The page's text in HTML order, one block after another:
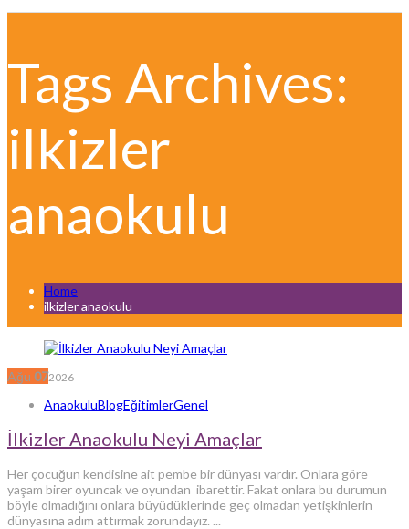
Tags Archives:
ilkizler
anaokulu
Home
ilkizler anaokulu
Ağu 072026
AnaokuluBlogEğitimlerGenel
İlkizler Anaokulu Neyi Amaçlar
Her çocuğun kendisine ait pembe bir dünyası vardır. Onlara göre
yaşam birer oyuncak ve oyundan ibarettir. Fakat onlara bu durumun
böyle olmadığını onlara büyüdüklerinde geç olmadan yetişkinlerin
dünyasına adım attırmak zorundayız. ...